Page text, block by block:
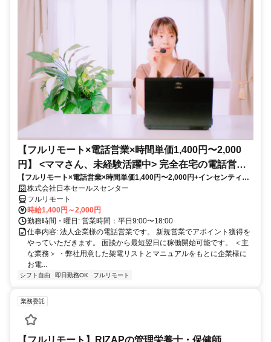
【フルリモート×電話営業×時間単価1,400円〜2,000
円】 <ママさん、未経験活躍中> 完全在宅の電話営業
で家庭と仕事の両立を実現
【フルリモート×電話営業×時間単価1,400円〜2,000円+インセンティブ
あり】 ＜ママさん、未経験活躍中＞ 完全在宅の電話営業で家庭と仕事の
両立を実現
株式会社日本セールスセンター
フルリモート
時給1,400円～2,000円
勤務時間・曜日: 営業時間：平日9:00〜18:00
仕事内容: 法人企業様の電話営業です。 新規営業でアポイント獲得を
やっていただきます。 面談から最短翌日に稼働開始可能です。 ＜主
な業務＞ ・弊社用意した架電リストとマニュアルをもとに企業様に
お電...
シフト自由 即日勤務OK フルリモート
業務委託
【フルリモート】RIZAPの管理栄養士・保健師